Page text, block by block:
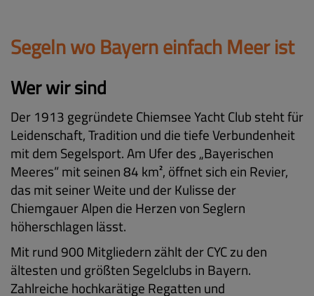
Segeln wo Bayern einfach Meer ist
Wer wir sind
Der 1913 gegründete Chiemsee Yacht Club steht für
Leidenschaft, Tradition und die tiefe Verbundenheit
mit dem Segelsport. Am Ufer des „Bayerischen
Meeres” mit seinen 84 km², öffnet sich ein Revier,
das mit seiner Weite und der Kulisse der
Chiemgauer Alpen die Herzen von Seglern
höherschlagen lässt.
Mit rund 900 Mitgliedern zählt der CYC zu den
ältesten und größten Segelclubs in Bayern.
Zahlreiche hochkarätige Regatten und